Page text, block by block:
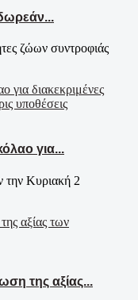
ζώων συντροφιάς
για...
την Κυριακή 2
της αξίας...